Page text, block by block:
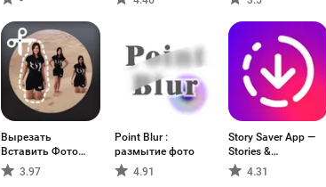
Вырезать
Вставить Фото
Без Шва
3.97
Point Blur :
размытие фото
4.91
Story Saver App —
Stories &
Highlights
Downloader
4.31